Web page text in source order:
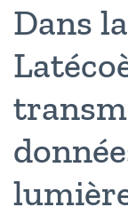
Dans